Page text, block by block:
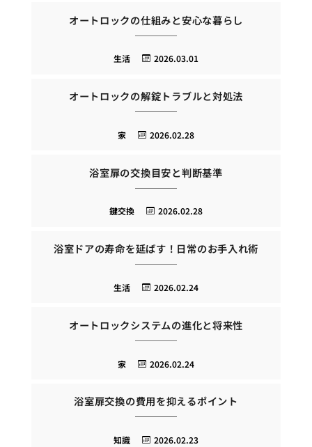
オートロックの仕組みと安心な暮らし
2026.03.01
生活
オートロックの解錠トラブルと対処法
2026.02.28
家
浴室扉の交換目安と判断基準
2026.02.28
鍵交換
浴室ドアの寿命を延ばす！日常のお手入れ術
2026.02.24
生活
オートロックシステムの進化と将来性
2026.02.24
家
浴室扉交換の費用を抑えるポイント
2026.02.23
知識